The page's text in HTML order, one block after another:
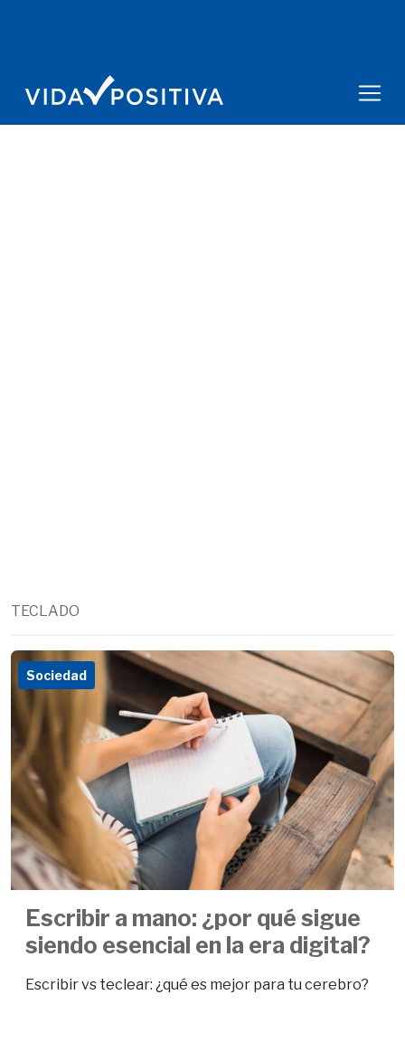
TECLADO
Sociedad
Escribir a mano: ¿por qué sigue
siendo esencial en la era digital?
Escribir vs teclear: ¿qué es mejor para tu cerebro?